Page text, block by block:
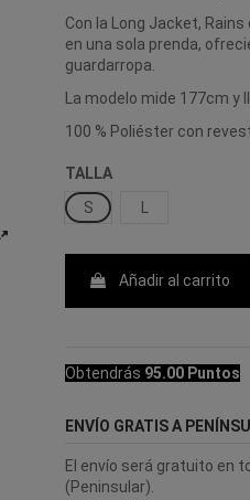
Con la Long Jacket,
en una sola prenda,
guardarropa.
La modelo mide 177cm y
100 % Poliéster con
TALLA
S
L
Añadir al carrito
Obtendrás 95.00 Puntos
ENVÍO GRATIS A
El envío será gratuito en
(Peninsular).